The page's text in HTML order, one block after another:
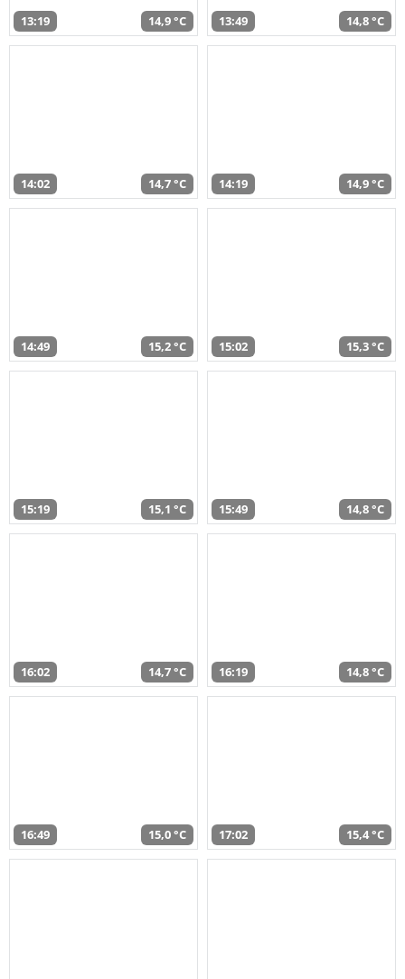
13:19 14,9 °C 13:49 14,8 °C
14:02 14,7 °C 14:19 14,9 °C
14:49 15,2 °C 15:02 15,3 °C
15:19 15,1 °C 15:49 14,8 °C
16:02 14,7 °C 16:19 14,8 °C
16:49 15,0 °C 17:02 15,4 °C